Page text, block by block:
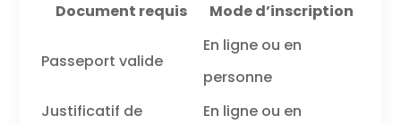
Document requis Mode d’inscription
Passeport valide
En ligne ou en
personne
Justificatif de
En ligne ou en